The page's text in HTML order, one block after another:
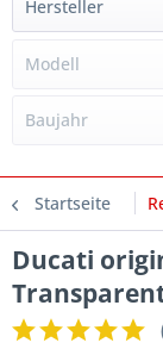
Startseite
Ducati